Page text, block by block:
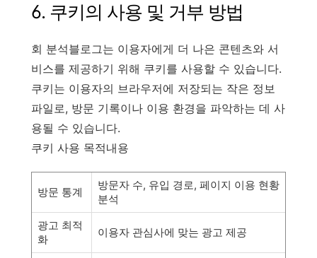
6. 쿠키의 사용 및 거부 방법
회 분석블로그는 이용자에게 더 나은 콘텐츠와 서
비스를 제공하기 위해 쿠키를 사용할 수 있습니다.
쿠키는 이용자의 브라우저에 저장되는 작은 정보
파일로, 방문 기록이나 이용 환경을 파악하는 데 사
용될 수 있습니다.
쿠키 사용 목적내용
방문 통계
방문자 수, 유입 경로, 페이지 이용 현황
분석
광고 최적
화
이용자 관심사에 맞는 광고 제공